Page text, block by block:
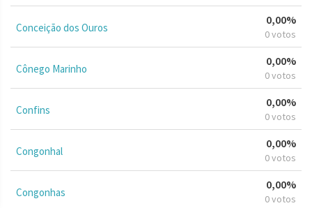
Conceição dos Ouros
0,00%
0 votos
Cônego Marinho
0,00%
0 votos
Confins
0,00%
0 votos
Congonhal
0,00%
0 votos
Congonhas
0,00%
0 votos